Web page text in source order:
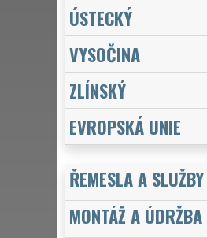
ÚSTECKÝ
VYSOČINA
ZLÍNSKÝ
EVROPSKÁ UNIE
ŘEMESLA A SLUŽBY
MONTÁŽ A ÚDRŽBA